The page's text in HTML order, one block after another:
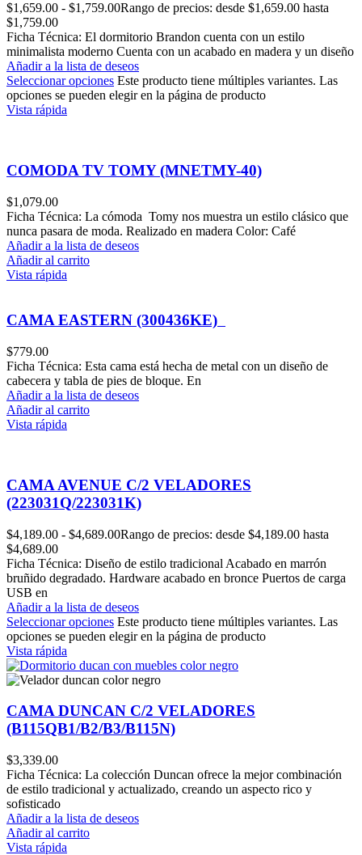
$1,659.00 - $1,759.00Rango de precios: desde $1,659.00 hasta
$1,759.00
Ficha Técnica: El dormitorio Brandon cuenta con un estilo
minimalista moderno Cuenta con un acabado en madera y un diseño
Añadir a la lista de deseos
Seleccionar opciones Este producto tiene múltiples variantes. Las
opciones se pueden elegir en la página de producto
Vista rápida
COMODA TV TOMY (MNETMY-40)
$1,079.00
Ficha Técnica: La cómoda Tomy nos muestra un estilo clásico que
nunca pasara de moda. Realizado en madera Color: Café
Añadir a la lista de deseos
Añadir al carrito
Vista rápida
CAMA EASTERN (300436KE)
$779.00
Ficha Técnica: Esta cama está hecha de metal con un diseño de
cabecera y tabla de pies de bloque. En
Añadir a la lista de deseos
Añadir al carrito
Vista rápida
CAMA AVENUE C/2 VELADORES
(223031Q/223031K)
$4,189.00 - $4,689.00Rango de precios: desde $4,189.00 hasta
$4,689.00
Ficha Técnica: Diseño de estilo tradicional Acabado en marrón
bruñido degradado. Hardware acabado en bronce Puertos de carga
USB en
Añadir a la lista de deseos
Seleccionar opciones Este producto tiene múltiples variantes. Las
opciones se pueden elegir en la página de producto
Vista rápida
CAMA DUNCAN C/2 VELADORES
(B115QB1/B2/B3/B115N)
$3,339.00
Ficha Técnica: La colección Duncan ofrece la mejor combinación
de estilo tradicional y actualizado, creando un aspecto rico y
sofisticado
Añadir a la lista de deseos
Añadir al carrito
Vista rápida